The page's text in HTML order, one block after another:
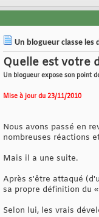
Un blogueur classe
Quelle est votre
Un blogueur expose son point
Mise à jour du 23/11/2010
Nous avons passé en
nombreuses réactions
Mais il a une suite.
Après s'être attaqué
sa propre définition du
Selon lui, les vrais